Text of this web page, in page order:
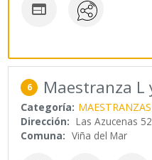

6 Maestranza L
Categoría: MAESTRANZAS
Dirección: Las Azucenas 52
Comuna: Viña del Mar